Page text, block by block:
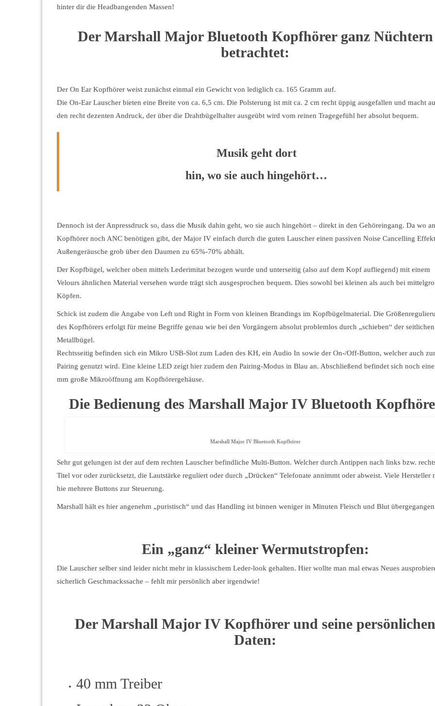
hinter dir die Headbangenden Massen!
Der Marshall Major Bluetooth Kopfhörer ganz Nüchtern
betrachtet:
Der On Ear Kopfhörer weist zunächst einmal ein Gewicht von lediglich ca. 165 Gramm auf.
Die On-Ear Lauscher bieten eine Breite von ca. 6,5 cm. Die Polsterung ist mit ca. 2 cm recht üppig ausgefallen und macht
den recht dezenten Andruck, der über die Drahtbügelhalter ausgeübt wird vom reinen Tragegefühl her absolut bequem.
Musik geht dort
hin, wo sie auch hingehört…
Dennoch ist der Anpressdruck so, dass die Musik dahin geht, wo sie auch hingehört – direkt in den Gehöreingang. Da wo
Kopfhörer noch ANC benötigen gibt, der Major IV einfach durch die guten Lauscher einen passiven Noise Cancelling
Außengeräusche grob über den Daumen zu 65%-70% abhält.
Der Kopfbügel, welcher oben mittels Lederimitat bezogen wurde und unterseitig (also auf dem Kopf aufliegend) mit einem
Velours ähnlichen Material versehen wurde trägt sich ausgesprochen bequem. Dies sowohl bei kleinen als auch bei
Köpfen.
Schick ist zudem die Angabe von Left und Right in Form von kleinen Brandings im Kopfbügelmaterial. Die
des Kopfhörers erfolgt für meine Begriffe genau wie bei den Vorgängern absolut problemlos durch „schieben“ der seitlichen
Metallbügel.
Rechtsseitig befinden sich ein Mikro USB-Slot zum Laden des KH, ein Audio In sowie der On-/Off-Button, welcher auch
Pairing genutzt wird. Eine kleine LED zeigt hier zudem den Pairing-Modus in Blau an. Abschließend befindet sich noch eine
mm große Mikroöffnung am Kopfhörergehäuse.
Die Bedienung des Marshall Major IV Bluetooth
Marshall Major IV Bluetooth Kopfhörer
Sehr gut gelungen ist der auf dem rechten Lauscher befindliche Multi-Button. Welcher durch Antippen nach links bzw.
Titel vor oder zurücksetzt, die Lautstärke reguliert oder durch „Drücken“ Telefonate annimmt oder abweist. Viele Hersteller
hie mehrere Buttons zur Steuerung.
Marshall hält es hier angenehm „puristisch“ und das Handling ist binnen weniger in Minuten Fleisch und Blut
Ein „ganz“ kleiner Wermutstropfen:
Die Lauscher selber sind leider nicht mehr in klassischem Leder-look gehalten. Hier wollte man mal etwas Neues
sicherlich Geschmackssache – fehlt mir persönlich aber irgendwie!
Der Marshall Major IV Kopfhörer und seine persönlichen
Daten:
40 mm Treiber